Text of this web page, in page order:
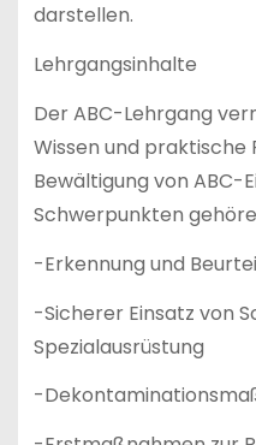
darstellen.
Lehrgangsinhalte
Der ABC-Lehrgang
Wissen und praktische
Bewältigung von ABC-
Schwerpunkten
-Erkennung und
-Sicherer Einsatz von
Spezialausrüstung
-